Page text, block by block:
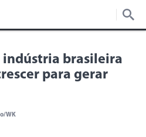
indústria brasileira
para gerar
WK